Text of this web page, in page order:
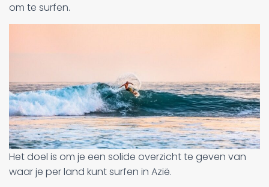
om te surfen.
Het doel is om je een solide overzicht te geven van
waar je per land kunt surfen in Azië.